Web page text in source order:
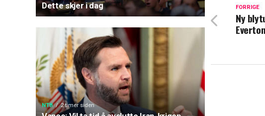
Dette skjer i dag
NTB 2 timer siden
FORRIGE
Ny
Everton